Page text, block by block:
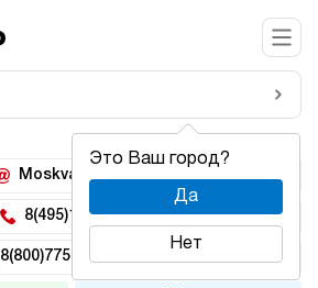
Это Ваш город?
Да
Нет
Moskva@hidro.ru
8(495)150-04-62
8(800)775-04-62 доб 2